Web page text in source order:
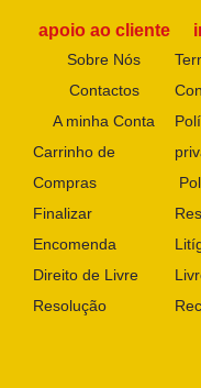
apoio ao cliente
Sobre Nós
Contactos
A minha Conta
Carrinho de
Compras
Finalizar
Encomenda
Direito de Livre
Resolução